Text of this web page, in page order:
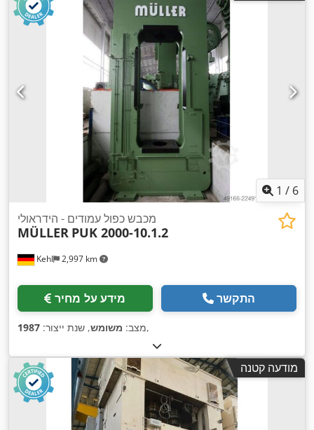
1 / 6
Kehl 2,997 km
מכבש כפול עמודים - הידראולי
MÜLLER PUK 2000-10.1.2
מידע על מחיר התקשר
מצב: משומש, שנת ייצור: 1987 ,
מודעה קטנה